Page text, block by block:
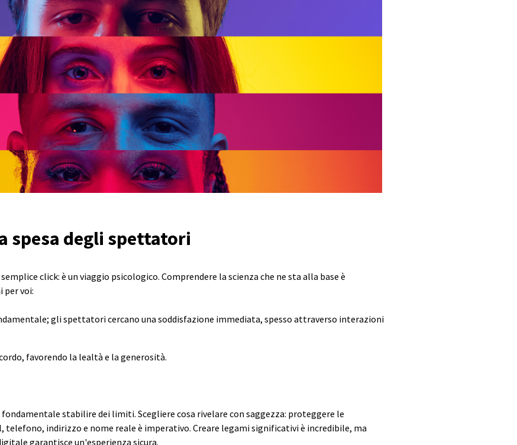
spesa degli spettatori
click: è un viaggio psicologico. Comprendere la scienza che ne sta alla base è
per voi:
gli spettatori cercano una soddisfazione immediata, spesso attraverso interazioni
favorendo la lealtà e la generosità.
stabilire dei limiti. Scegliere cosa rivelare con saggezza: proteggere le
indirizzo e nome reale è imperativo. Creare legami significativi è incredibile, ma
garantisce un'esperienza sicura.